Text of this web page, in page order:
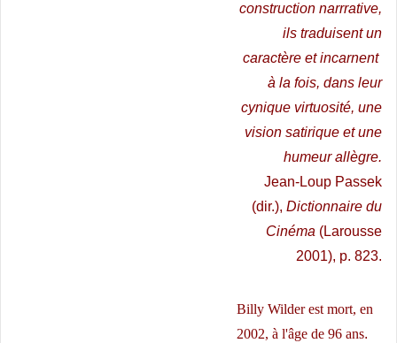
construction narrrative,
ils traduisent un
caractère et incarnent
à la fois, dans leur
cynique virtuosité, une
vision satirique et une
humeur allègre.
Jean-Loup Passek
(dir.), Dictionnaire du
Cinéma (Larousse
2001), p. 823.
Billy Wilder est mort, en
2002, à l'âge de 96 ans.